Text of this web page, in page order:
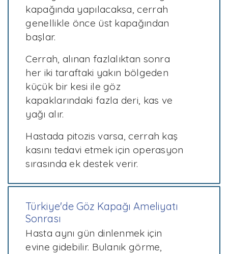
kapağında yapılacaksa, cerrah
genellikle önce üst kapağından
başlar.
Cerrah, alınan fazlalıktan sonra
her iki taraftaki yakın bölgeden
küçük bir kesi ile göz
kapaklarındaki fazla deri, kas ve
yağı alır.
Hastada pitozis varsa, cerrah kaş
kasını tedavi etmek için operasyon
sırasında ek destek verir.
Türkiye'de Göz Kapağı Ameliyatı
Sonrası
Hasta aynı gün dinlenmek için
evine gidebilir. Bulanık görme,